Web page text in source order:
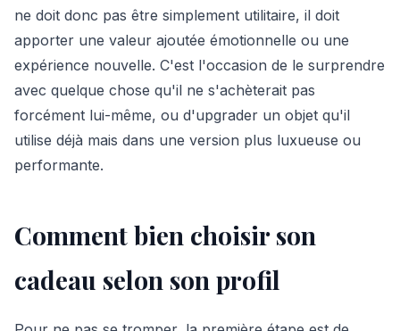
ne doit donc pas être simplement utilitaire, il doit
apporter une valeur ajoutée émotionnelle ou une
expérience nouvelle. C'est l'occasion de le surprendre
avec quelque chose qu'il ne s'achèterait pas
forcément lui-même, ou d'upgrader un objet qu'il
utilise déjà mais dans une version plus luxueuse ou
performante.
Comment bien choisir son
cadeau selon son profil